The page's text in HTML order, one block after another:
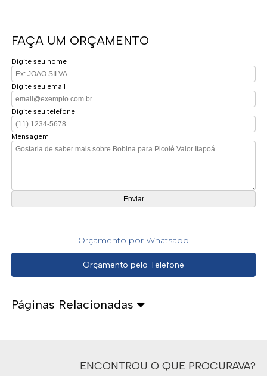
FAÇA UM ORÇAMENTO
Digite seu nome
Digite seu email
Digite seu telefone
Mensagem
Orçamento por Whatsapp
Orçamento pelo Telefone
Páginas Relacionadas
ENCONTROU O QUE PROCURAVA?